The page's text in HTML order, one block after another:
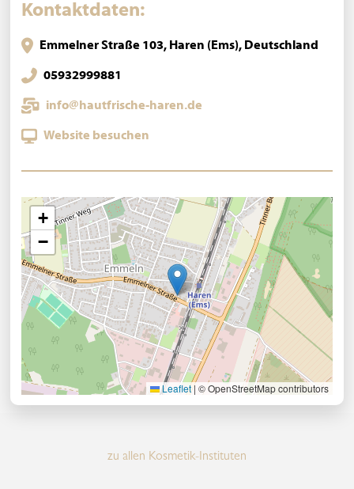
Kontaktdaten:
Emmelner Straße 103, Haren (Ems), Deutschland
05932999881
info@hautfrische-haren.de
Website besuchen
+
−
Leaflet| © OpenStreetMap contributors
zu allen Kosmetik-Instituten